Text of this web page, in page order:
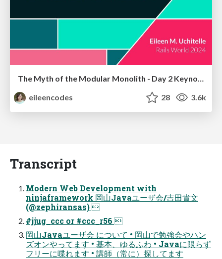
eileencodes
28 3.6k
Transcript
Modern Web Development with
ninjaframework 岡山Javaユーザ会/吉田貴文
(@zephiransas) 
#jjug_ccc or #ccc_r56 
岡山Javaユーザ会 について • 岡山で勉強会やハン
ズオンやってます • 基本、ゆるふわ • Javaに限らず
フリーに喋れます • 講師（常に）探してます